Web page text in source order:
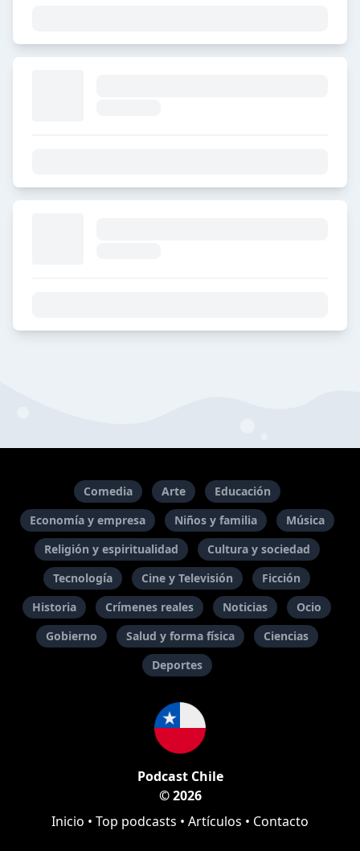
Comedia Arte
Educación
Economía y empresa
Niños y familia
Música
Religión y espiritualidad
Cultura y sociedad
Tecnología
Cine y Televisión
Ficción
Historia
Crímenes reales Noticias
Ocio
Gobierno
Salud y forma física
Ciencias
Deportes
Podcast Chile
© 2026
Inicio • Top podcasts • Artículos • Contacto